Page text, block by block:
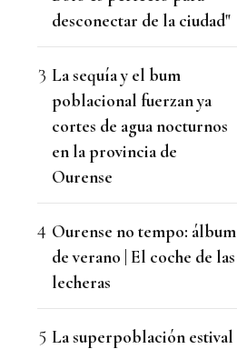
desconectar de la ciudad"
La sequía y el bum
poblacional fuerzan ya
cortes de agua nocturnos
en la provincia de
Ourense
Ourense no tempo: álbum
de verano | El coche de las
lecheras
La superpoblación estival